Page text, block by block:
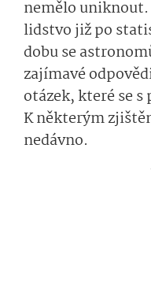
nemělo
lidstvo již po
dobu se
zajímavé
otázek, které se
K některým
nedávno.